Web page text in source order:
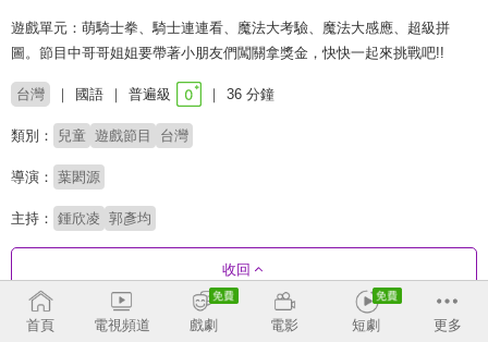
遊戲單元：萌騎士拳、騎士連連看、魔法大考驗、魔法大感應、超級拼
圖。節目中哥哥姐姐要帶著小朋友們闖關拿獎金，快快一起來挑戰吧!!
台灣 國語 普遍級 36 分鐘
類別： 兒童 遊戲節目 台灣
導演： 葉閎源
主持： 鍾欣凌 郭彥均
收回
劇集列表
首頁 電視頻道 戲劇 電影 短劇 更多